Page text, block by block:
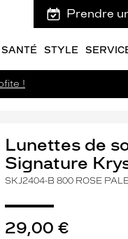
Prendre
SANTÉ STYLE
!
Lunettes de
Signature
SKJ2404-B 800 ROSE
29,00 €